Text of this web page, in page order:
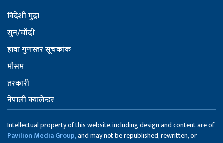
विदेशी मुद्रा
सुन/चाँदी
हावा गुणस्तर सूचकांक
मौसम
तरकारी
नेपाली क्यालेन्डर
Intellectual property of this website, including design and content are of
Pavilion Media Group,and may not be republished, rewritten, or